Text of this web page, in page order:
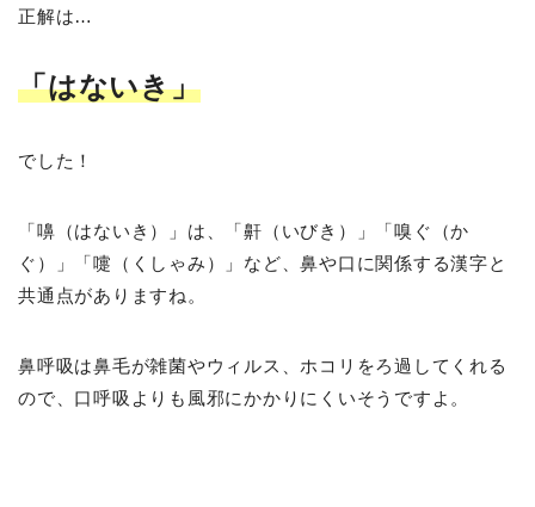
正解は…
「はないき」
でした！
「嚊（はないき）」は、「鼾（いびき）」「嗅ぐ（か
ぐ）」「嚏（くしゃみ）」など、鼻や口に関係する漢字と
共通点がありますね。
鼻呼吸は鼻毛が雑菌やウィルス、ホコリをろ過してくれる
ので、口呼吸よりも風邪にかかりにくいそうですよ。